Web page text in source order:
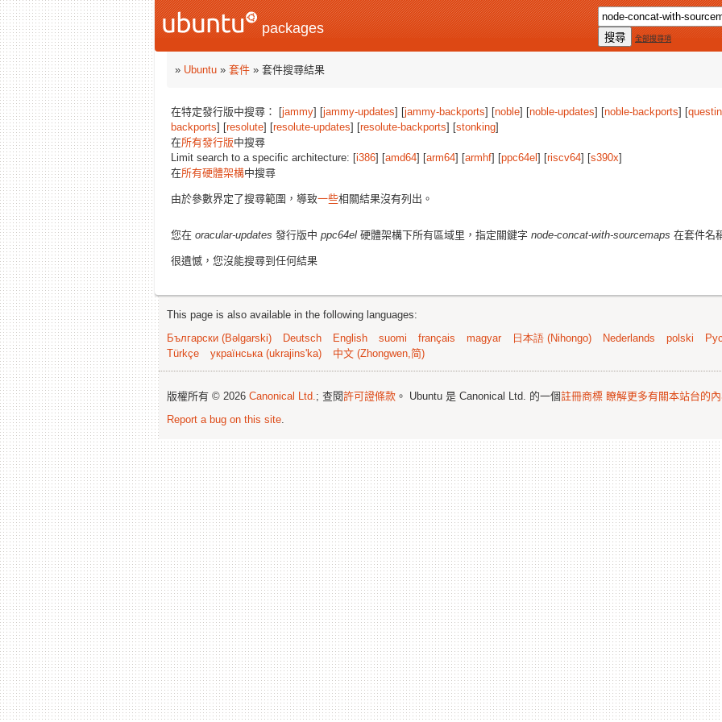
packages
全部搜尋項
» Ubuntu » 套件 » 套件搜尋結果
在特定發行版中搜尋： [jammy] [jammy-updates] [jammy-backports] [noble] [noble-updates] [noble-backports] [
backports] [resolute] [resolute-updates] [resolute-backports] [stonking]
在所有發行版中搜尋
Limit search to a specific architecture: [i386] [amd64] [arm64] [armhf] [ppc64el ] [riscv64] [s390x]
在所有硬體架構中搜尋
由於參數界定了搜尋範圍，導致一些相關結果沒有列出。
您在 oracular-updates 發行版中 ppc64el 硬體架構下所有區域里，指定關鍵字 node-concat-with-sourcemaps 在套件名
很遺憾，您沒能搜尋到任何結果
This page is also available in the following languages:
Български (Bəlgarski)
Deutsch English suomi français magyar 日本語 (Nihongo) Nederlands polski
Türkçe
українська (ukrajins'ka) 中文 (Zhongwen,简)
版權所有 © 2026 Canonical Ltd.; 查閱許可證條款 。 Ubuntu 是 Canonical Ltd. 的一個註冊商標 瞭解更多有關本站台的
Report a bug on this site.